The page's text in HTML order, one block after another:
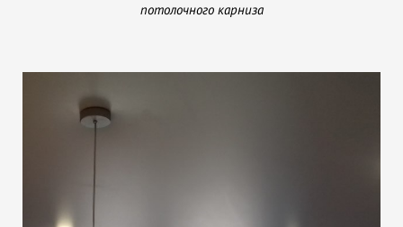
потолочного карниза